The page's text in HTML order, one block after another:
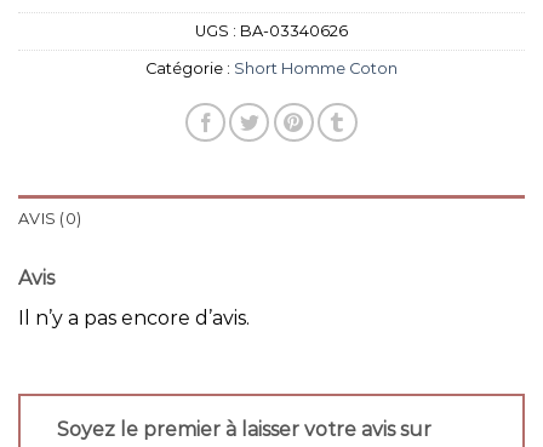
UGS : BA-03340626
Catégorie : Short Homme Coton
AVIS (0)
Avis
Il n’y a pas encore d’avis.
Soyez le premier à laisser votre avis sur